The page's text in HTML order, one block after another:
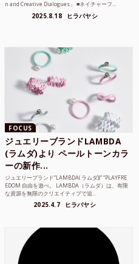
n and Creative Dialogues」 ■ネイチャーフ...
2025.8.18 ヒラバヤシ
FOCUS
ジュエリーブランドLAMBDA
(ラムダ)より ペールトーンカラ
ーの新作...
ジュエリーブランド“LAMBDA( ラムダ))” “PLAYFRE
EDOM 自由を遊べ。 LAMBDA（ラムダ）は、有限
な資源を無限のクリエイティブで追...
2025.4.7 ヒラバヤシ